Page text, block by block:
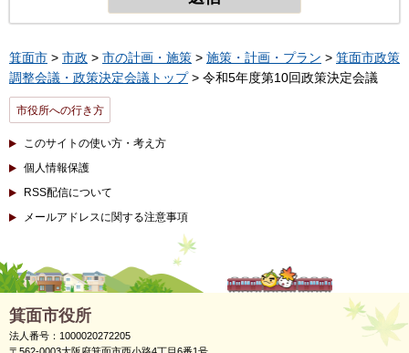
箕面市 > 市政 > 市の計画・施策 > 施策・計画・プラン > 箕面市政策
調整会議・政策決定会議トップ> 令和5年度第10回政策決定会議
市役所への行き方
このサイトの使い方・考え方
個人情報保護
RSS配信について
メールアドレスに関する注意事項
箕面市役所
法人番号：1000020272205
〒562-0003大阪府箕面市西小路4丁目6番1号